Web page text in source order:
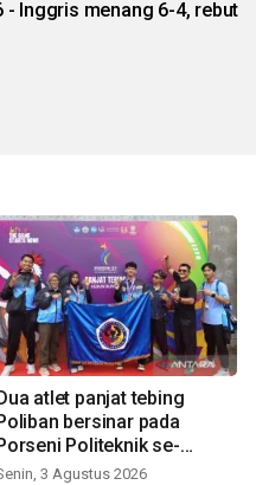
- Inggris menang 6-4, rebut
atlet panjat tebing
bersinar pada
Politeknik se-
2026
3 Agustus 2026